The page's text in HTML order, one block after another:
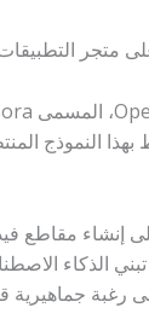
متجر
النموذج
مقاطع
الذكاء
رغبة